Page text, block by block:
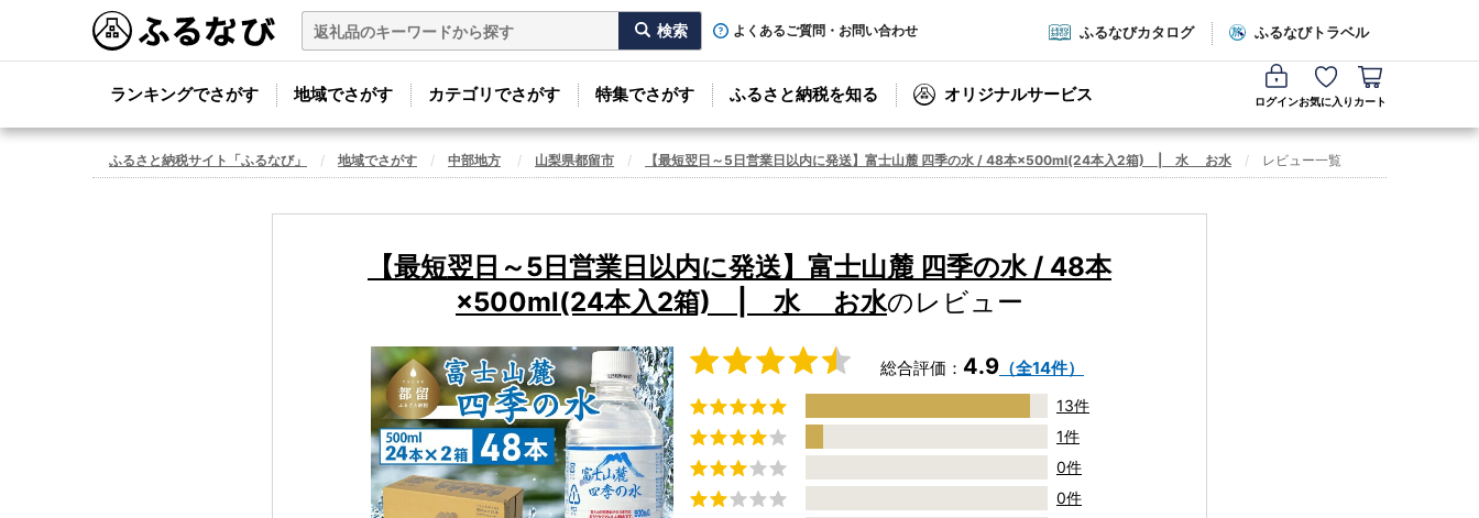
よくあるご質問・お問い合わせ ふるなびカタログ ふるなびトラベル
ランキングでさがす 地域でさがす カテゴリでさがす 特集でさがす ふるさと納税を知る オリジナルサービス ログインお気に入り カート
ふるさと納税サイト「ふるなび」 地域でさがす 中部地方 山梨県都留市 【最短翌日～5日営業日以内に発送】富士山麓 四季の水 / 48本×500ml(24本入2箱) | 水 お水 レビュー一覧
【最短翌日～5日営業日以内に発送】富士山麓 四季の水 / 48本
×500ml(24本入2箱) | 水 お水のレビュー
総合評価： 4.9 （全14件）
13件
1件
0件
0件